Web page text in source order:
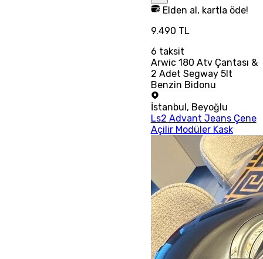
Elden al, kartla öde!
9.490 TL
6 taksit
Arwic 180 Atv Çantası &
2 Adet Segway 5lt
Benzin Bidonu
İstanbul, Beyoğlu
Ls2 Advant Jeans Çene
Açilir Modüler Kask